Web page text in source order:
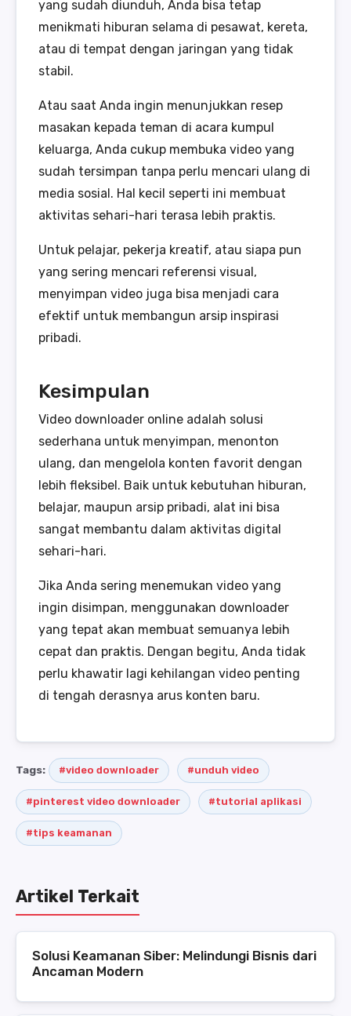
yang sudah diunduh, Anda bisa tetap
menikmati hiburan selama di pesawat, kereta,
atau di tempat dengan jaringan yang tidak
stabil.
Atau saat Anda ingin menunjukkan resep
masakan kepada teman di acara kumpul
keluarga, Anda cukup membuka video yang
sudah tersimpan tanpa perlu mencari ulang di
media sosial. Hal kecil seperti ini membuat
aktivitas sehari-hari terasa lebih praktis.
Untuk pelajar, pekerja kreatif, atau siapa pun
yang sering mencari referensi visual,
menyimpan video juga bisa menjadi cara
efektif untuk membangun arsip inspirasi
pribadi.
Kesimpulan
Video downloader online adalah solusi
sederhana untuk menyimpan, menonton
ulang, dan mengelola konten favorit dengan
lebih fleksibel. Baik untuk kebutuhan hiburan,
belajar, maupun arsip pribadi, alat ini bisa
sangat membantu dalam aktivitas digital
sehari-hari.
Jika Anda sering menemukan video yang
ingin disimpan, menggunakan downloader
yang tepat akan membuat semuanya lebih
cepat dan praktis. Dengan begitu, Anda tidak
perlu khawatir lagi kehilangan video penting
di tengah derasnya arus konten baru.
Tags: #video downloader #unduh video
#pinterest video downloader #tutorial aplikasi
#tips keamanan
Artikel Terkait
Solusi Keamanan Siber: Melindungi Bisnis dari
Ancaman Modern